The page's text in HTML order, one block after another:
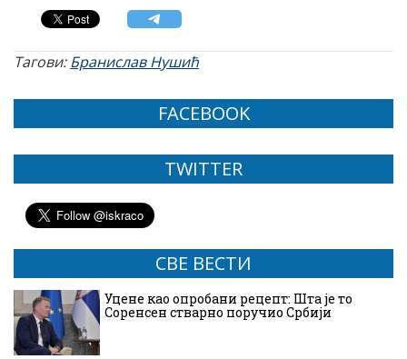
Тагови:Бранислав Нушић
FACEBOOK
TWITTER
СВЕ ВЕСТИ
Уцене као опробани рецепт: Шта је то
Соренсен стварно поручио Србији